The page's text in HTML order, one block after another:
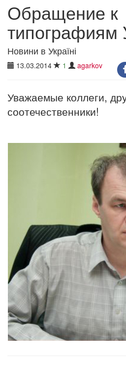
Обращение к
типографиям
Новини в Україні
13.03.2014 1 agarkov
Уважаемые коллеги,
соотечественники!